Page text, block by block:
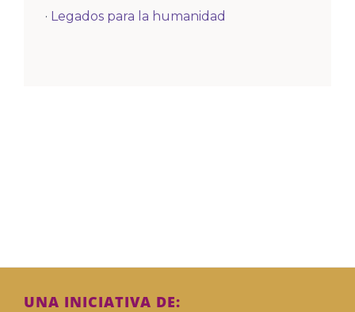
· Legados para la humanidad
UNA INICIATIVA DE: